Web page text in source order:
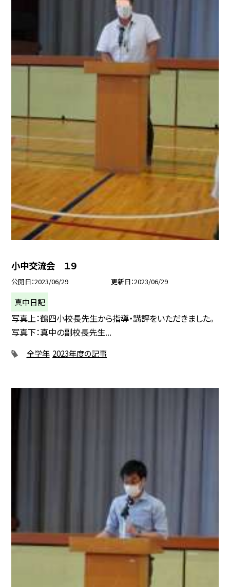
小中交流会 １９
公開日 2023/06/29 更新日 2023/06/29
真中日記
写真上：鶴四小校長先生から指導・講評をいただきました。
写真下：真中の副校長先生...
全学年 2023年度の記事